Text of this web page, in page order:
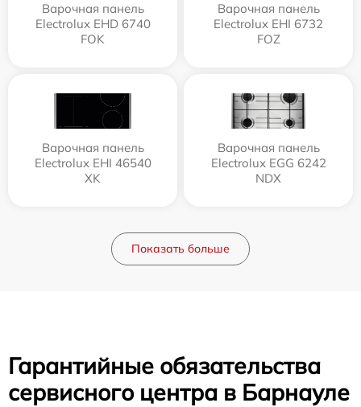
Варочная панель
Electrolux EHD 6740
FOK
Варочная панель
Electrolux EHI 6732
FOZ
Варочная панель
Electrolux EHI 46540
XK
Варочная панель
Electrolux EGG 6242
NDX
Показать больше
Гарантийные обязательства
сервисного центра в Барнауле